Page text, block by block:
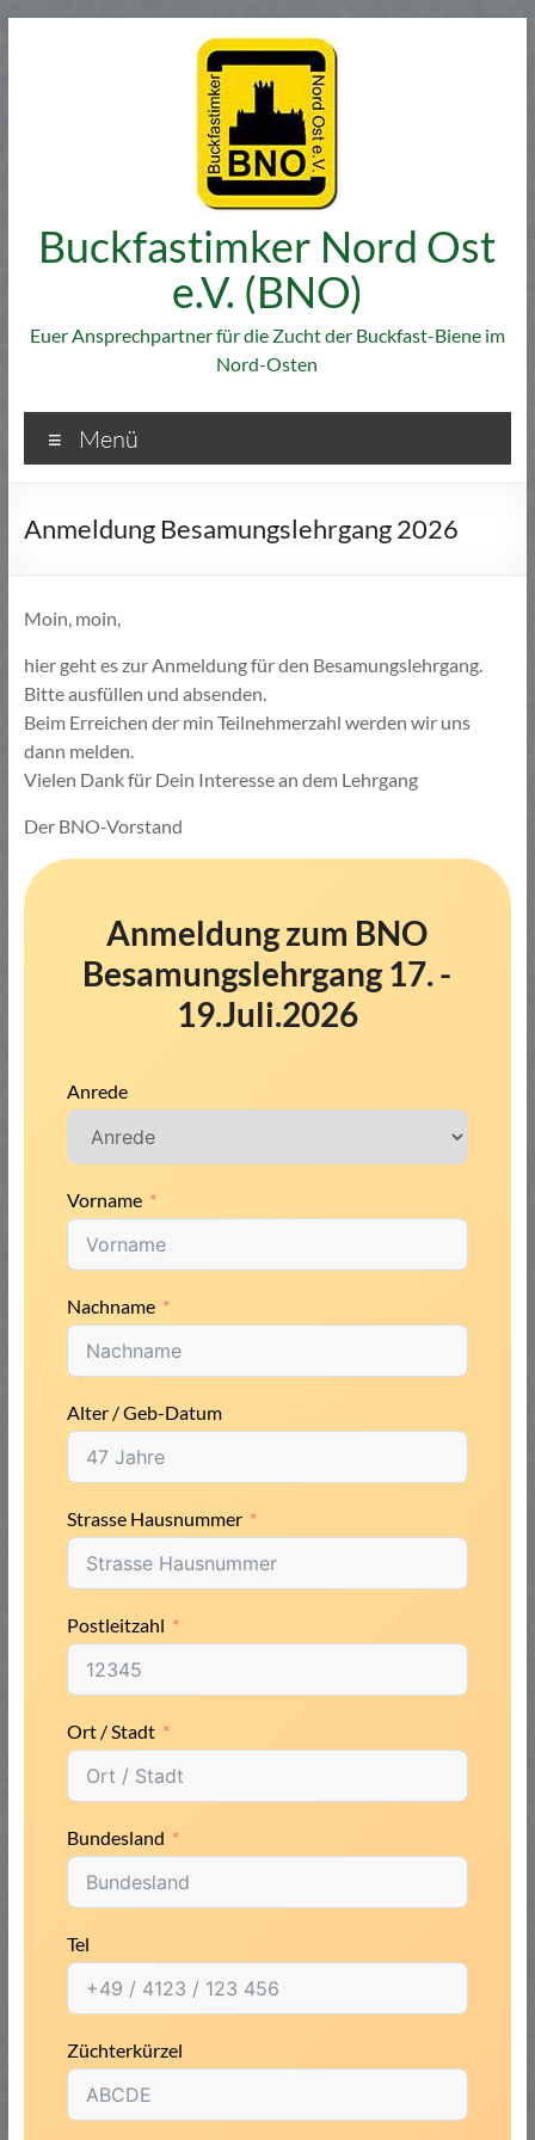
Buckfastimker Nord Ost
e.V. (BNO)
Euer Ansprechpartner für die Zucht der Buckfast-Biene im
Nord-Osten
Menü
Anmeldung Besamungslehrgang 2026
Moin, moin,
hier geht es zur Anmeldung für den Besamungslehrgang.
Bitte ausfüllen und absenden.
Beim Erreichen der min Teilnehmerzahl werden wir uns
dann melden.
Vielen Dank für Dein Interesse an dem Lehrgang
Der BNO-Vorstand
Anmeldung zum BNO
Besamungslehrgang 17. -
19.Juli.2026
Anrede
Vorname
Nachname
Alter / Geb-Datum
Strasse Hausnummer
Postleitzahl
Ort / Stadt
Bundesland
Tel
Züchterkürzel